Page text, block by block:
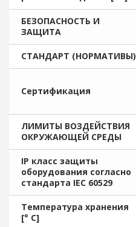
БЕЗОПАСНОСТЬ И
ЗАЩИТА
СТАНДАРТ (НОРМАТИВЫ)
Сертификация
ЛИМИТЫ ВОЗДЕЙСТВИЯ
ОКРУЖАЮЩЕЙ СРЕДЫ
IP класс защиты
оборудования согласно
стандарта IEC 60529
Температура хранения
[° C]